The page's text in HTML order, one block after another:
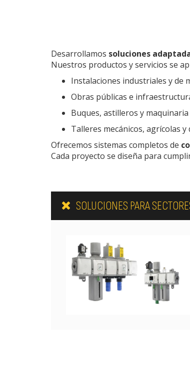
Desarrollamos soluciones
Nuestros productos y servicios se
Instalaciones industriales y de
Obras públicas e
Buques, astilleros y maquinaria
Talleres mecánicos, agrícolas
Ofrecemos sistemas completos de
Cada proyecto se diseña para
SOLUCIONES PARA